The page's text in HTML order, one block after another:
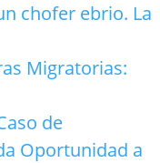
chofer ebrio. La
Migratorias:
de
Oportunidad a